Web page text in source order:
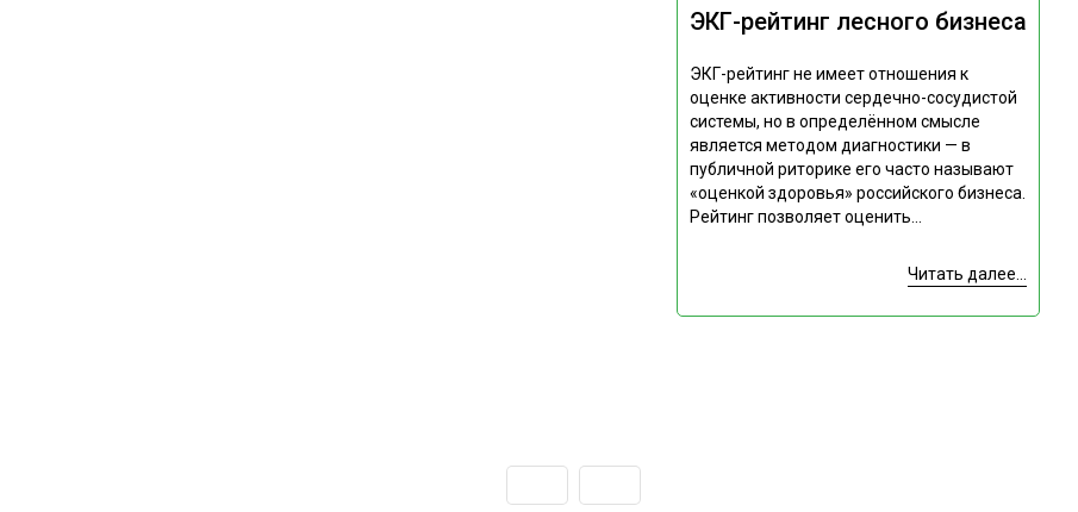
ЭКГ-рейтинг лесного бизнеса
ЭКГ-рейтинг не имеет отношения к
оценке активности сердечно-сосудистой
системы, но в определённом смысле
является методом диагностики — в
публичной риторике его часто называют
«оценкой здоровья» российского бизнеса.
Рейтинг позволяет оценить...
Читать далее...